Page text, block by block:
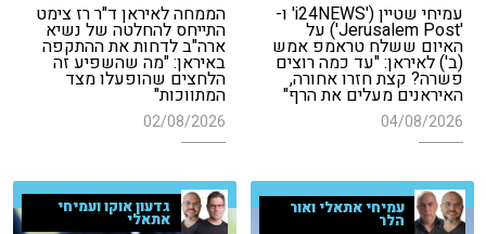
עמיחי שטיין ('i24NEWS' ו-
'Jerusalem Post') על
האיום ששלח טראמפ אמש
(ב') לאיראן: "עד כמה רוצים
פשרה? קצת חזרו אחורה,
האיראנים מעלים את הרף"
04/08/2026
הממחה לאיראן ד"ר רז צימט
התייחס להחלטה של נשיא
ארה"ב לדחות את ההתקפה
באיראן: "מה שהשפיע זה
הלחצים שהופעלו מצד
המתווכות"
02/08/2026
עמיחי אתאלי ואור
הלר
גדעון אוקו ועמיחי
אתאלי